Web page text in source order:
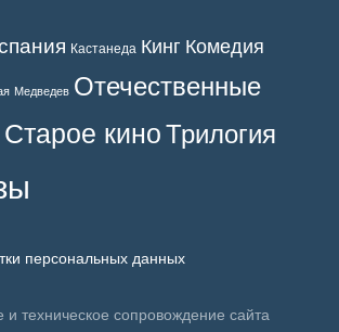
Кастанеда Кинг Комедия
Медведев Отечественные
Старое киноТрилогия
персональных данных
техническое сопровождение сайта